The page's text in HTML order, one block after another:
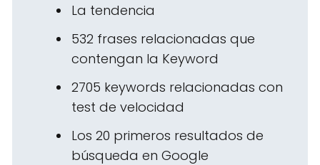
La tendencia
532 frases relacionadas que
contengan la Keyword
2705 keywords relacionadas con
test de velocidad
Los 20 primeros resultados de
búsqueda en Google